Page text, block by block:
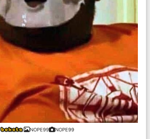
NOPE99 NOPE99